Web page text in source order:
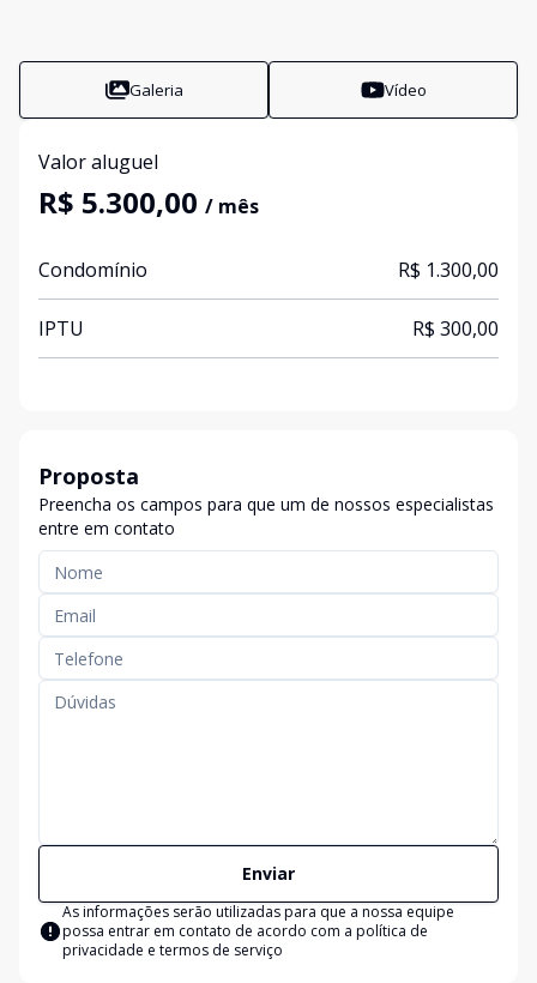
Galeria Vídeo
Valor aluguel
R$ 5.300,00 / mês
Condomínio R$ 1.300,00
IPTU R$ 300,00
Proposta
Preencha os campos para que um de nossos especialistas
entre em contato
Enviar
As informações serão utilizadas para que a nossa equipe
possa entrar em contato de acordo com a política de
privacidade e termos de serviço